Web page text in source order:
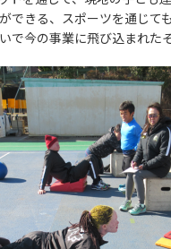
できる、スポーツを通じ
今の事業に飛び込まれたそ